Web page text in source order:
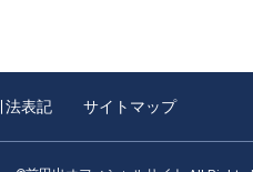
法表記 サイトマップ